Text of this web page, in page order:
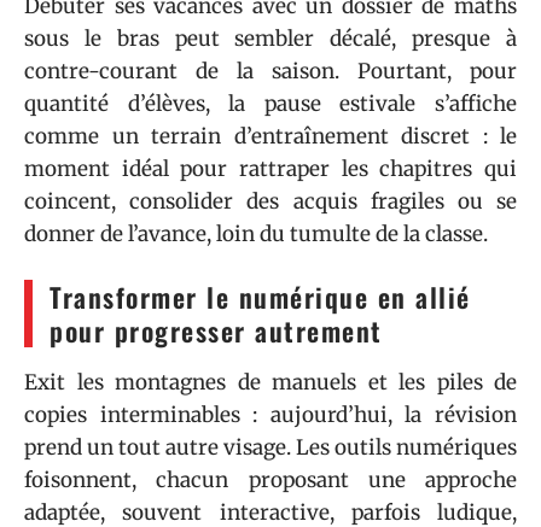
Débuter ses vacances avec un dossier de maths
sous le bras peut sembler décalé, presque à
contre-courant de la saison. Pourtant, pour
quantité d’élèves, la pause estivale s’affiche
comme un terrain d’entraînement discret : le
moment idéal pour rattraper les chapitres qui
coincent, consolider des acquis fragiles ou se
donner de l’avance, loin du tumulte de la classe.
Transformer le numérique en allié
pour progresser autrement
Exit les montagnes de manuels et les piles de
copies interminables : aujourd’hui, la révision
prend un tout autre visage. Les outils numériques
foisonnent, chacun proposant une approche
adaptée, souvent interactive, parfois ludique,